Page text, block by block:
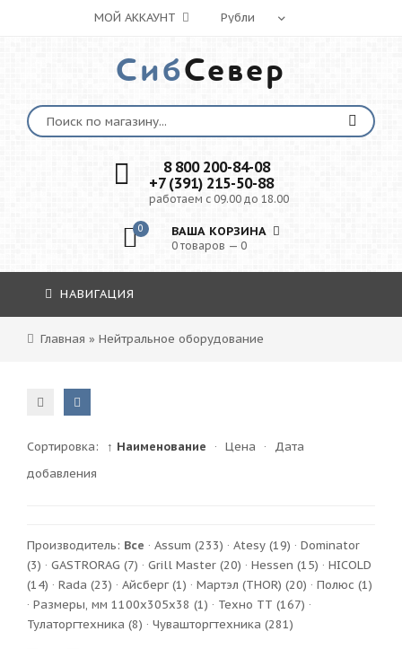
МОЙ АККАУНТ
СибСевер
8 800 200-84-08
+7 (391) 215-50-88
работаем с 09.00 до 18.00
0 ВАША КОРЗИНА
0 товаров — 0
НАВИГАЦИЯ
Главная » Нейтральное оборудование
Сортировка: ↑ Наименование · Цена ·
Дата
добавления
Производитель: Все · Assum (233) · Atesy (19) · Dominator
(3) · GASTRORAG (7) · Grill Master (20) · Hessen (15) · HICOLD
(14) · Rada (23) · Айсберг(1) · Мартэл (THOR) (20) · Полюс (1)
· Размеры, мм 1100х305х38 (1) · Техно ТТ (167) ·
Тулаторгтехника (8) · Чувашторгтехника (281)